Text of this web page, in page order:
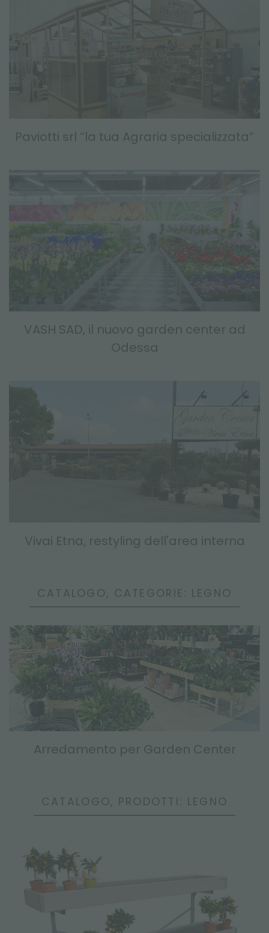
Paviotti srl “la tua Agraria specializzata”
VASH SAD, il nuovo garden center ad
Odessa
Vivai Etna, restyling dell'area interna
CATALOGO, CATEGORIE: LEGNO
Arredamento per Garden Center
CATALOGO, PRODOTTI: LEGNO